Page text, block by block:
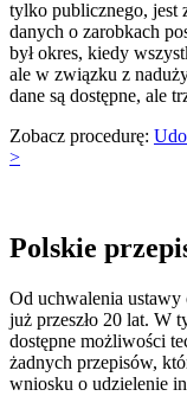
tylko publicznego, jest
danych o zarobkach
był okres, kiedy
ale w związku z
dane są dostępne, ale
Zobacz procedurę:
>
Polskie
Od uchwalenia ustawy
już przeszło 20 lat. W
dostępne możliwości
żadnych przepisów,
wniosku o udzielenie